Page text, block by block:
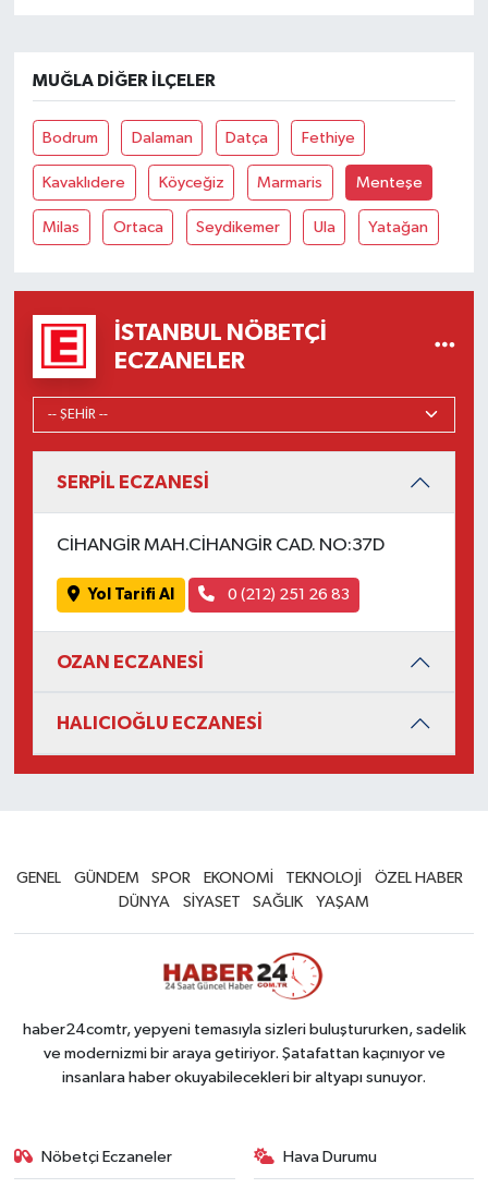
MUĞLA DIĞER İLÇELER
Bodrum Dalaman Datça Fethiye
Kavaklıdere Köyceğiz Marmaris Menteşe
Milas Ortaca Seydikemer Ula Yatağan
İSTANBUL NÖBETÇI
ECZANELER
SERPİL ECZANESİ
CİHANGİR MAH.CİHANGİR CAD. NO:37D
Yol Tarifi Al 0 (212) 251 26 83
OZAN ECZANESİ
HALICIOĞLU ECZANESİ
GENEL GÜNDEM SPOR EKONOMİ TEKNOLOJİ
ÖZEL HABER
DÜNYA
SİYASET SAĞLIK YAŞAM
haber24comtr, yepyeni temasıyla sizleri buluştururken, sadelik
ve modernizmi bir araya getiriyor. Şatafattan kaçınıyor ve
insanlara haber okuyabilecekleri bir altyapı sunuyor.
Nöbetçi Eczaneler Hava Durumu